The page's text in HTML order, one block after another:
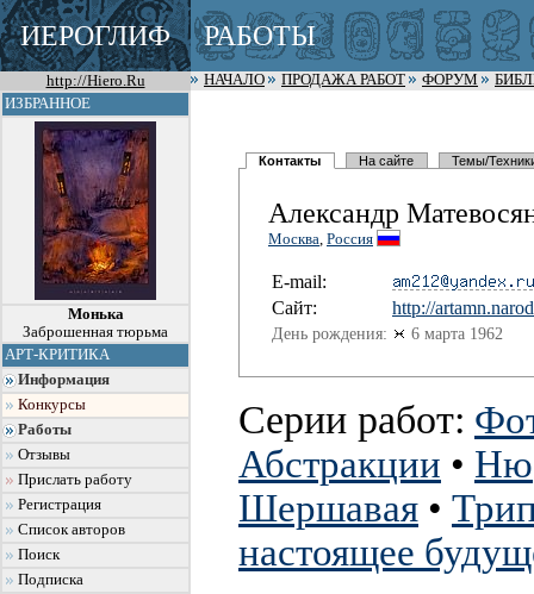
ИЕРОГЛИФ РАБОТЫ
http://Hiero.Ru НАЧАЛО ПРОДАЖА РАБОТ ФОРУМ
ИЗБРАННОЕ
Монька
Заброшенная тюрьма
АРТ-КРИТИКА
Информация
Конкурсы
Работы
Отзывы
Прислать работу
Регистрация
Список авторов
Поиск
Подписка
Контакты На сайте Темы/
Александр
Москва, Россия
E-mail:
Сайт:
http://art
День рождения: 6 марта 1962
Серии работ:
Абстракции • Ню
Шершавая •
настоящее